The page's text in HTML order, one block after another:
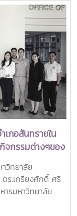
ภาคที่มอบแก่ศิษย์
วิชาชีพ มีภาวะผู้นำ
ษตร ชนบท ชุมชน
เชิดชูเกียรติศิษย์
SEARCA ซึ่งได้
รับจากการศึกษา
และภูมิภาคเอเชีย
ท้อนค่านิยมและ
ชีพ การบริการ
การพิจารณา
การสอน
าธารณะและการ
นผู้ประกอบการ
ภอสันทรายใน
กรรมต่างๆของ
วิทยาลัย
ดร.เกรียงศักดิ์ ศรี
รมหาวิทยาลัย